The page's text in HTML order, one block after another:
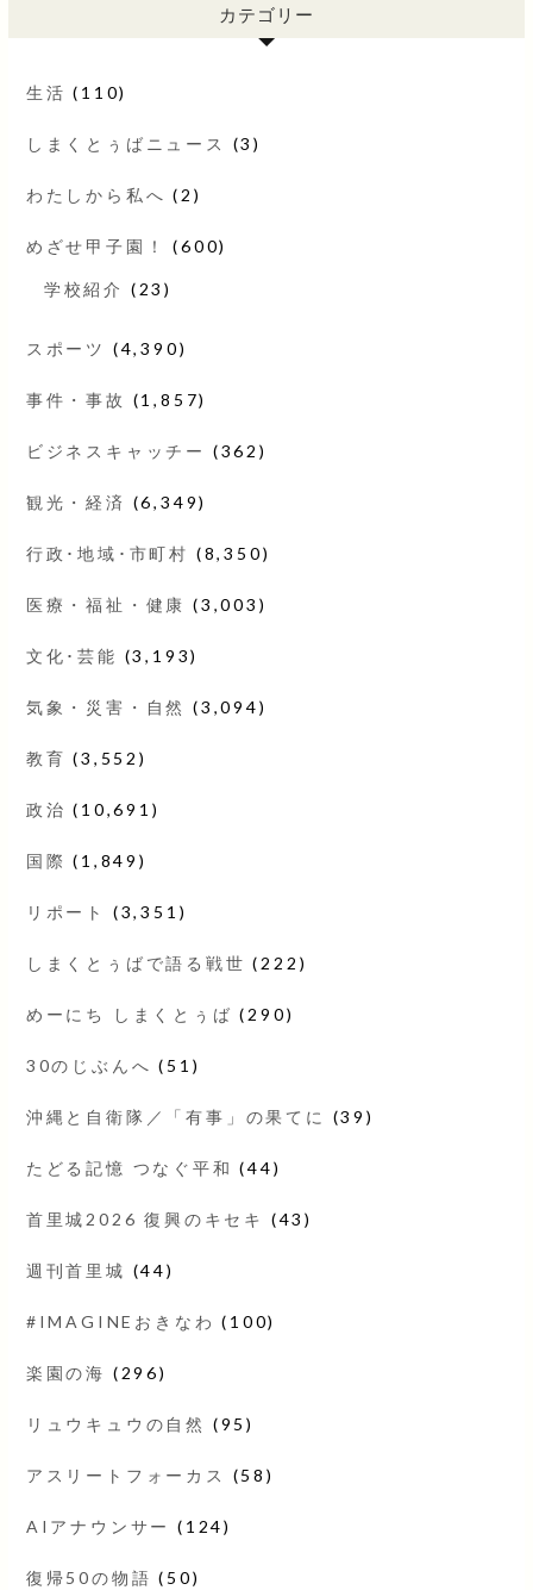
カテゴリー
生活 (110)
しまくとぅばニュース (3)
わたしから私へ (2)
めざせ甲子園！ (600)
学校紹介 (23)
スポーツ (4,390)
事件・事故 (1,857)
ビジネスキャッチー (362)
観光・経済 (6,349)
行政･地域･市町村 (8,350)
医療・福祉・健康 (3,003)
文化･芸能 (3,193)
気象・災害・自然 (3,094)
教育 (3,552)
政治 (10,691)
国際 (1,849)
リポート (3,351)
しまくとぅばで語る戦世 (222)
めーにち しまくとぅば (290)
30のじぶんへ (51)
沖縄と自衛隊／「有事」の果てに (39)
たどる記憶 つなぐ平和 (44)
首里城2026 復興のキセキ (43)
週刊首里城 (44)
#IMAGINEおきなわ (100)
楽園の海 (296)
リュウキュウの自然 (95)
アスリートフォーカス (58)
AIアナウンサー (124)
復帰50の物語 (50)